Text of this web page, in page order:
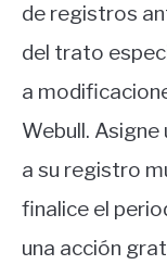
de registros
del trato
a
Webull. Asigne
a su registro
finalice el
una acción